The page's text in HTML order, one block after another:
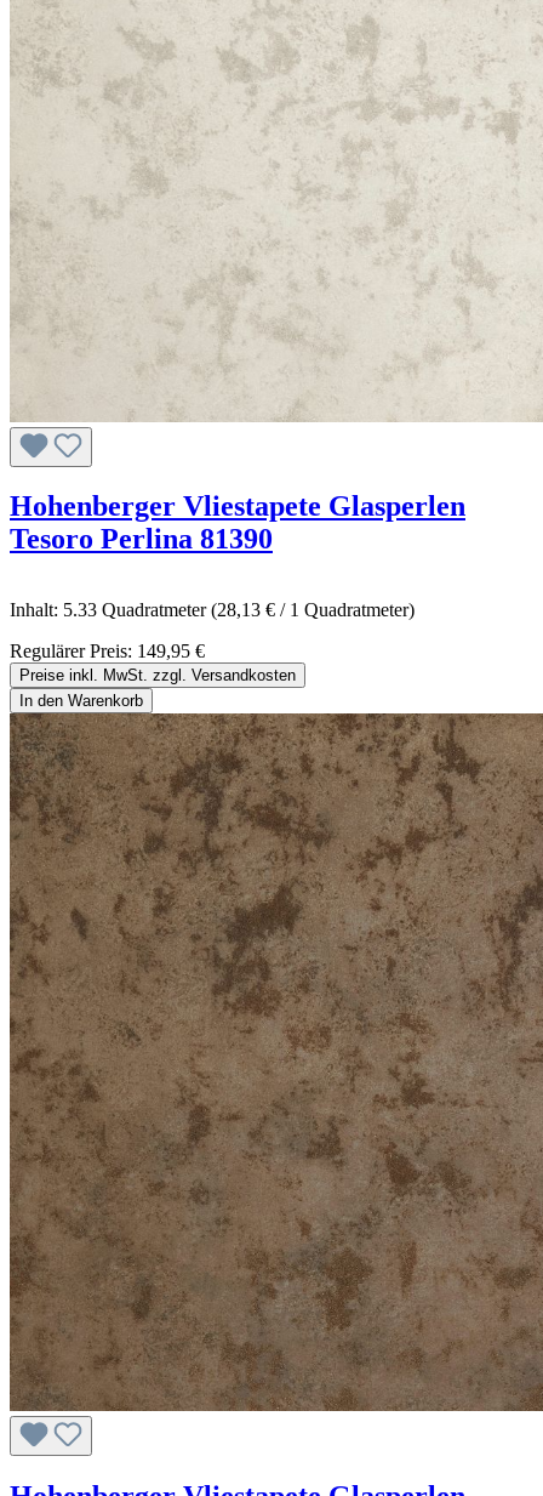
Hohenberger Vliestapete Glasperlen
Tesoro Perlina 81390
Inhalt: 5.33 Quadratmeter(28,13 € / 1 Quadratmeter)
Regulärer Preis: 149,95 €
Preise inkl. MwSt. zzgl. Versandkosten
In den Warenkorb